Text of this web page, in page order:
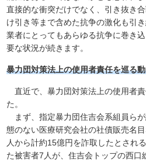
直接的な衝突だけでなく、引き抜き
け引き等まで含めた抗争の激化も引
業者にとってもあらゆる抗争に巻き
要な状況が続きます。
暴力団対策法上の使用者責任を巡る
直近で、暴力団対策法上の使用者
た。
まず、指定暴力団住吉会系組員ら
態のない医療研究会社の社債販売名
人から計約15億円を詐取したとされ
た被害者7人が、住吉会トップの西